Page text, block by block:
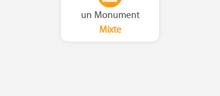
un Monument
Mixte